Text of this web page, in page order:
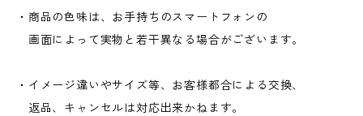
・商品の色味は、お手持ちのスマートフォンの
画面によって実物と若干異なる場合がございます。
・イメージ違いやサイズ等、お客様都合による交換、
返品、キャンセルは対応出来かねます。